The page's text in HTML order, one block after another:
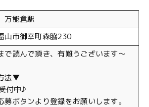
能倉駅
山市御幸町森脇230
で読んで頂き、有難うございます〜
法▼
付中♪
募ボタンより登録をお願いします。